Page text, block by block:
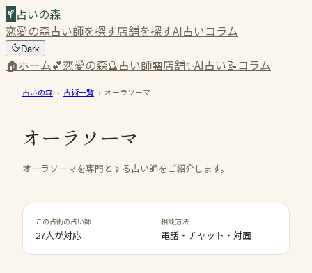
占いの森
恋愛の森占い師を探す店舗を探すAI占いコラム
Dark
🏠ホーム💕恋愛の森🔮占い師🏪店舗✨AI占い📝コラム
占いの森 › 占術一覧 › オーラソーマ
オーラソーマ
オーラソーマを専門とする占い師をご紹介します。
この占術の占い師
27人が対応
相談方法
電話・チャット・対面